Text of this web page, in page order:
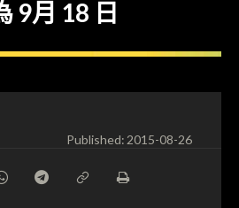
9月 18 日
Published:2015-08-26